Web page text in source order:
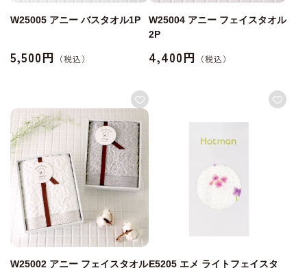
W25005 アニー バスタオル1P
5,500円
W25004 アニー フェイスタオル
2P
4,400円
W25002 アニー フェイスタオルE5205 エメ ライトフェイスタ